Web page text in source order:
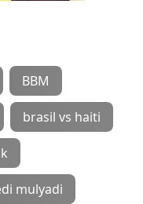
BBM
brasil vs haiti
mulyadi